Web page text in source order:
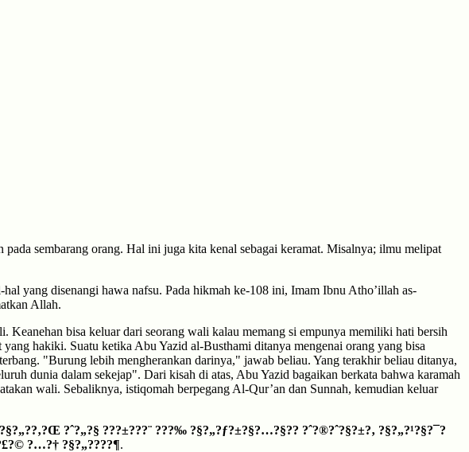
sembarang orang. Hal ini juga kita kenal sebagai keramat. Misalnya; ilmu melipat
yang disenangi hawa nafsu. Pada hikmah ke-108 ini, Imam Ibnu Atho’illah as-
Allah.
Keanehan bisa keluar dari seorang wali kalau memang si empunya memiliki hati bersih
hakiki. Suatu ketika Abu Yazid al-Busthami ditanya mengenai orang yang bisa
"Burung lebih mengherankan darinya," jawab beliau. Yang terakhir beliau ditanya,
dunia dalam sekejap". Dari kisah di atas, Abu Yazid bagaikan berkata bahwa karamah
wali. Sebaliknya, istiqomah berpegang Al-Qur’an dan Sunnah, kemudian keluar
?ˆ?„?§ ???±???¨ ???‰ ?§?„?ƒ?±?§?…?§?? ?ˆ?®?ˆ?§?±?‚ ?§?„?¹?§?¯?
?…?† ?§?„?­???¶.